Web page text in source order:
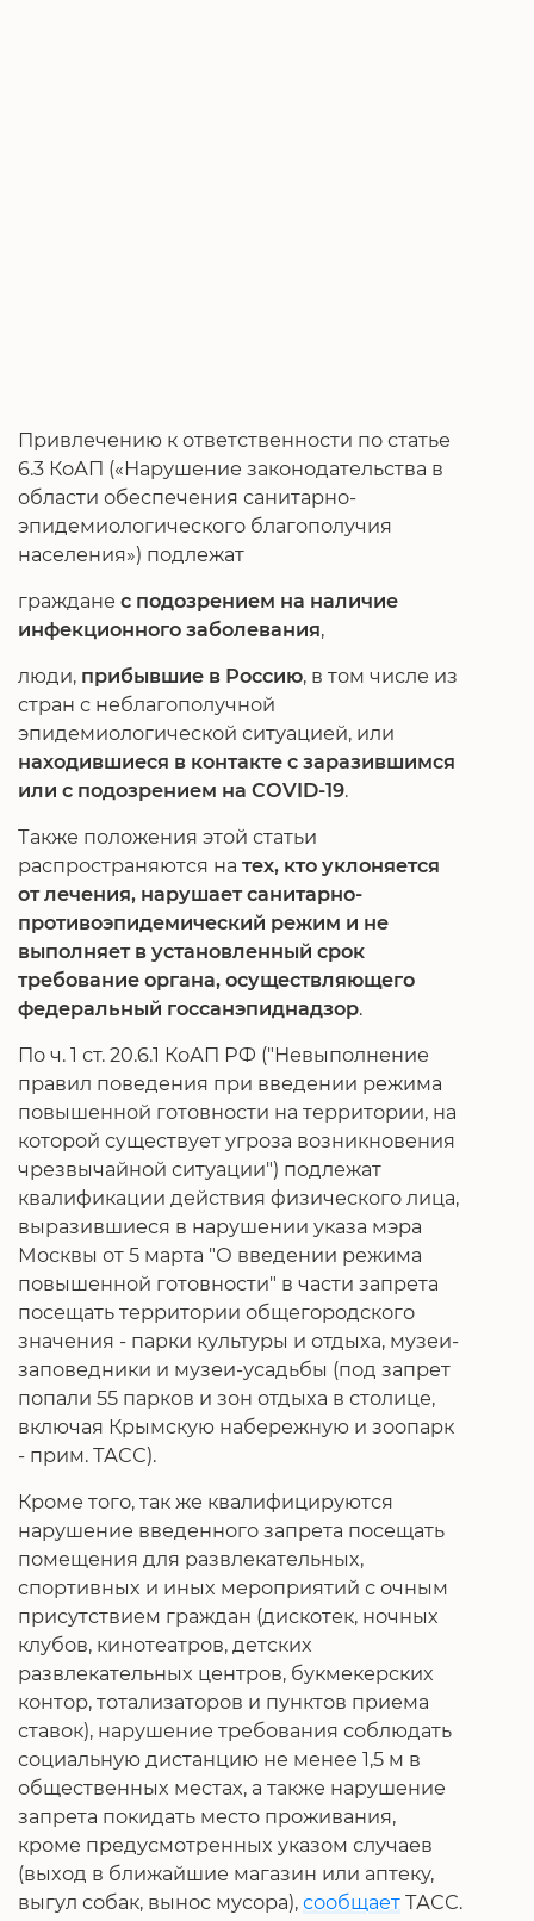
Привлечению к ответственности по статье
6.3 КоАП («Нарушение законодательства в
области обеспечения санитарно-
эпидемиологического благополучия
населения») подлежат
граждане с подозрением на наличие
инфекционного заболевания,
люди, прибывшие в Россию, в том числе из
стран с неблагополучной
эпидемиологической ситуацией, или
находившиеся в контакте с заразившимся
или с подозрением на COVID-19.
Также положения этой статьи
распространяются на тех, кто уклоняется
от лечения, нарушает санитарно-
противоэпидемический режим и не
выполняет в установленный срок
требование органа, осуществляющего
федеральный госсанэпиднадзор.
По ч. 1 ст. 20.6.1 КоАП РФ ("Невыполнение
правил поведения при введении режима
повышенной готовности на территории, на
которой существует угроза возникновения
чрезвычайной ситуации") подлежат
квалификации действия физического лица,
выразившиеся в нарушении указа мэра
Москвы от 5 марта "О введении режима
повышенной готовности" в части запрета
посещать территории общегородского
значения - парки культуры и отдыха, музеи-
заповедники и музеи-усадьбы (под запрет
попали 55 парков и зон отдыха в столице,
включая Крымскую набережную и зоопарк
- прим. ТАСС).
Кроме того, так же квалифицируются
нарушение введенного запрета посещать
помещения для развлекательных,
спортивных и иных мероприятий с очным
присутствием граждан (дискотек, ночных
клубов, кинотеатров, детских
развлекательных центров, букмекерских
контор, тотализаторов и пунктов приема
ставок), нарушение требования соблюдать
социальную дистанцию не менее 1,5 м в
общественных местах, а также нарушение
запрета покидать место проживания,
кроме предусмотренных указом случаев
(выход в ближайшие магазин или аптеку,
выгул собак, вынос мусора), сообщает ТАСС.